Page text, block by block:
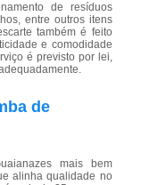
de resíduos
entre outros itens
também é feito
e comodidade
é previsto por lei,
de
mais bem
alinha qualidade no